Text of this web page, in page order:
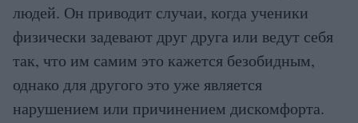
людей. Он приводит случаи, когда ученики
физически задевают друг друга или ведут себя
так, что им самим это кажется безобидным,
однако для другого это уже является
нарушением или причинением дискомфорта.